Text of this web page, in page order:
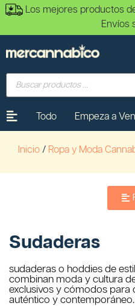
Los mejores productos
Envíos
Todo Empeza a
Inicio / Ropa y Moda
Sudaderas
sudaderas o hoddies de
combinan moda y cultura
exclusivos y cómodos para
auténtico y contemporáneo.